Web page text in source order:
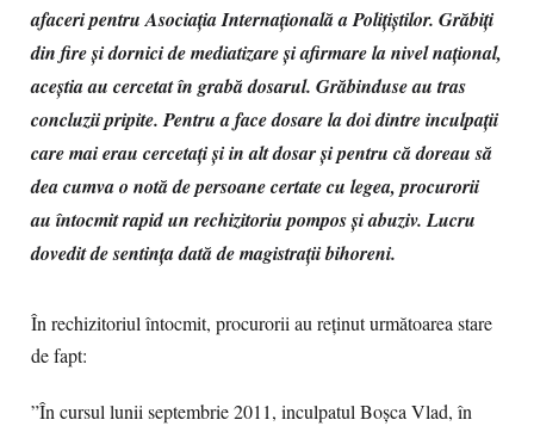
afaceri pentru Asociația Internațională a Polițiștilor. Grăbiți
din fire și dornici de mediatizare și afirmare la nivel național,
aceștia au cercetat în grabă dosarul. Grăbinduse au tras
concluzii pripite. Pentru a face dosare la doi dintre inculpații
care mai erau cercetați și in alt dosar și pentru că doreau să
dea cumva o notă de persoane certate cu legea, procurorii
au întocmit rapid un rechizitoriu pompos și abuziv. Lucru
dovedit de sentința dată de magistrații bihoreni.
În rechizitoriul întocmit, procurorii au reținut următoarea stare
de fapt:
”În cursul lunii septembrie 2011, inculpatul Boșca Vlad, în